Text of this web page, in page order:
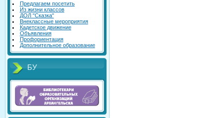
Предлагаем посетить
Из жизни классов
ДОЛ "Сказка"
Внеклассные мероприятия
Кадетское движение
Объявления
Профориентация
Дополнительное образование
БУ